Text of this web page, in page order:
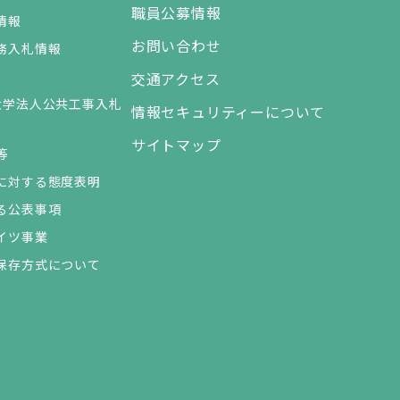
報
入札情報
法人公共工事入札
対する態度表明
公表事項
ツ事業
存方式について
職員公募情報
お問い合わせ
交通アクセス
情報セキュリティーについて
サイトマップ